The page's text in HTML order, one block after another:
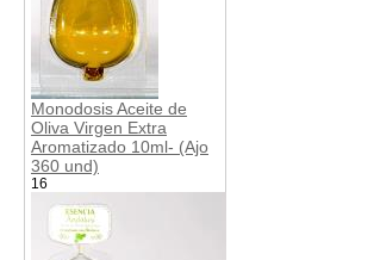
Monodosis Aceite de
Oliva Virgen Extra
Aromatizado 10ml- (Ajo
360 und)
16